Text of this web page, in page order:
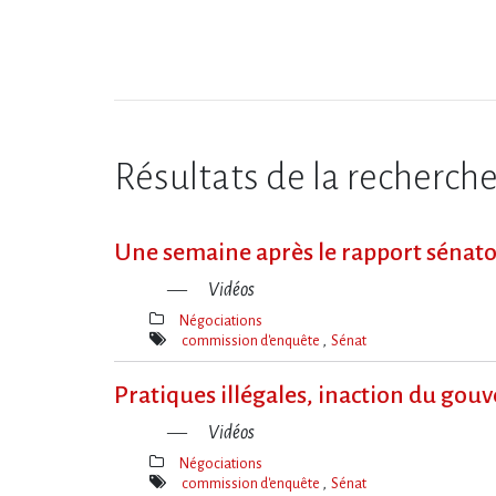
Résultats de la
Une semaine après le rapport
Vidéos
Thèmes(s)
Négociations
Mot(s)-
commission d'enquête Sénat
Pratiques illégales, inaction du
Vidéos
Thèmes(s)
Négociations
commission d'enquête Sénat